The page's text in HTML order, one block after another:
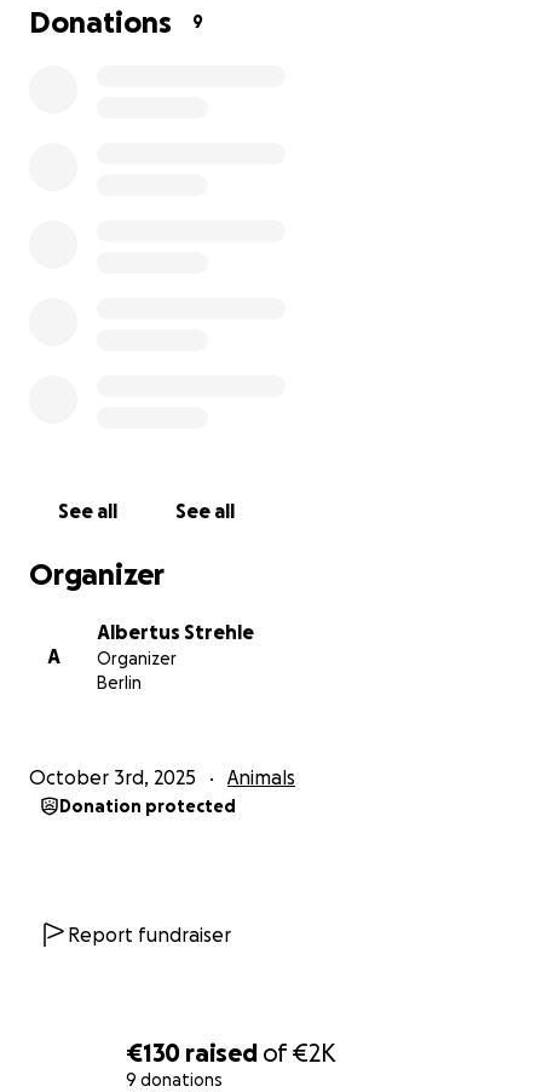
€130 raised of€2K
9 donations
Mein Mensch hat alles getan, um mir zu helfen –
Donations 9
See all See all
Organizer
A
Albertus Strehle
Organizer
Berlin
October 3rd, 2025 Animals
Donation protected
Report fundraiser